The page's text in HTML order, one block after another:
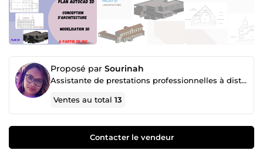
Proposé par Sourinah
Assistante de prestations professionnelles à distance (SAV, gestion de projet, SIG, DAO...)
Ventes au total13
Contacter le vendeur